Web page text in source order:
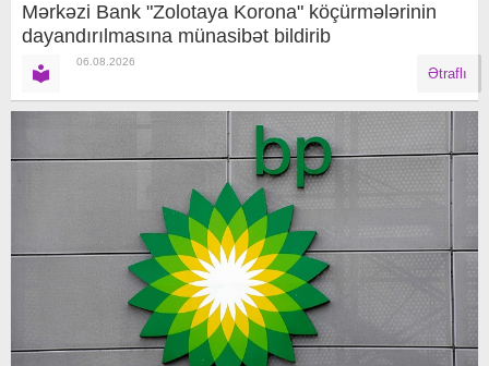
Mərkəzi Bank "Zolotaya Korona" köçürmələrinin
dayandırılmasına münasibət bildirib
06.08.2026
Ətraflı